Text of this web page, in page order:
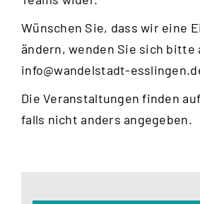
Wünschen Sie, dass wir eine
ändern, wenden Sie sich bitte
info@wandelstadt-
Die Veranstaltungen finden
falls nicht anders angegeben.